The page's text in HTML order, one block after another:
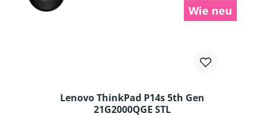
Wie neu
Lenovo ThinkPad P14s 5th Gen
21G2000QGE STL